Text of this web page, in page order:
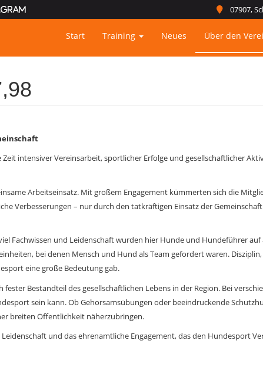
07907,
Start Training Neues Über den
intensiver Vereinsarbeit, sportlicher Erfolge und gesellschaftlicher
Arbeitseinsatz. Mit großem Engagement kümmerten sich die
Verbesserungen – nur durch den tatkräftigen Einsatz der
Fachwissen und Leidenschaft wurden hier Hunde und Hundeführer
bei denen Mensch und Hund als Team gefordert waren.
eine große Bedeutung gab.
Bestandteil des gesellschaftlichen Lebens in der Region. Bei
sein kann. Ob Gehorsamsübungen oder beeindruckende
breiten Öffentlichkeit näherzubringen.
und das ehrenamtliche Engagement, das den Hundesport